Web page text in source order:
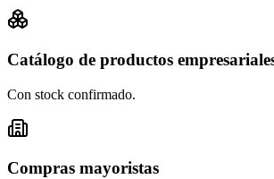
Catálogo de productos
Con stock confirmado.
Compras mayoristas